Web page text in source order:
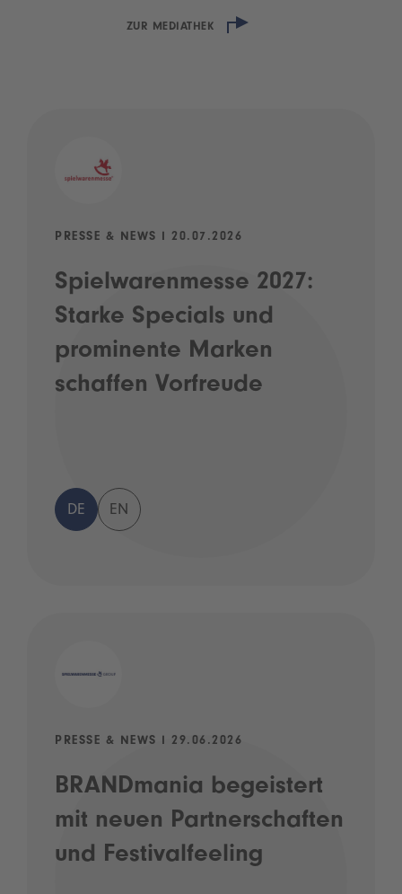
ZUR MEDIATHEK
PRESSE & NEWS I 20.07.2026
Spielwarenmesse 2027:
Starke Specials und
prominente Marken
schaffen Vorfreude
DE EN
PRESSE & NEWS I 29.06.2026
BRANDmania begeistert
mit neuen Partnerschaften
und Festivalfeeling